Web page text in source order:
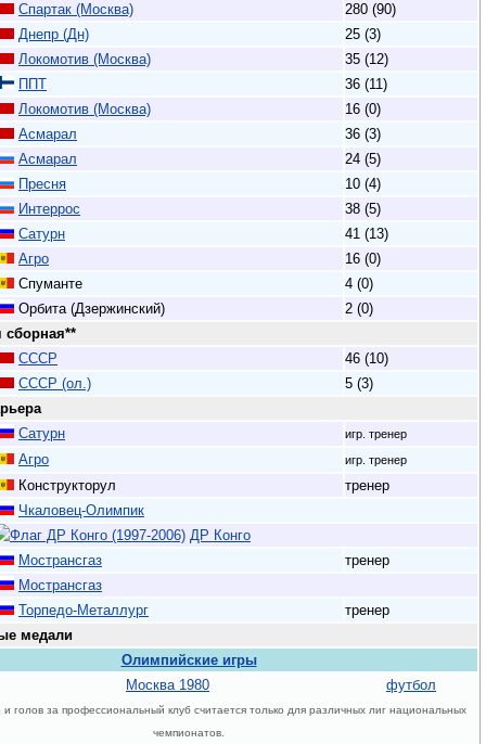
Спартак (Москва)
280 (90)
Днепр (Дн)
25 (3)
Локомотив (Москва)
35 (12)
ППТ
36 (11)
Локомотив (Москва)
16 (0)
Асмарал
36 (3)
Асмарал
24 (5)
Пресня
10 (4)
Интеррос
38 (5)
Сатурн
41 (13)
Агро
16 (0)
Спуманте
4 (0)
Орбита (Дзержинский)
2 (0)
сборная**
СССР
46 (10)
СССР (ол.)
5 (3)
Сатурн
игр. тренер
Агро игр. тренер
Конструкторул
тренер
Чкаловец-Олимпик
ДР Конго
Мострансгаз
тренер
Мострансгаз
Торпедо-Металлург
тренер
медали
Олимпийские игры
Москва 1980
футбол
и голов за профессиональный клуб считается только для различных лиг национальных
чемпионатов.